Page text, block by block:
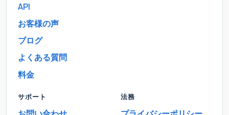
API
お客様の声
ブログ
よくある質問
料金
サポート 法務